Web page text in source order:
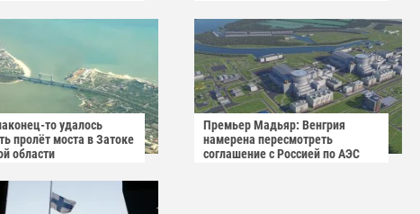
то удалось
пролёт моста в Затоке
области
Премьер Мадьяр: Венгрия
намерена пересмотреть
соглашение с Россией по АЭС